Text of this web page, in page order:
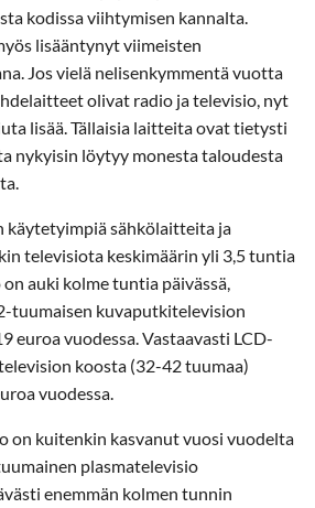
kodissa viihtymisen kannalta.
lisääntynyt viimeisten
Jos vielä nelisenkymmentä vuotta
olivat radio ja televisio, nyt
lisää. Tällaisia laitteita ovat tietysti
nykyisin löytyy monesta taloudesta
käytetyimpiä sähkölaitteita ja
televisiota keskimäärin yli 3,5 tuntia
auki kolme tuntia päivässä,
tuumaisen kuvaputkitelevision
euroa vuodessa. Vastaavasti LCD-
koosta (32-42 tuumaa)
vuodessa.
on kuitenkin kasvanut vuosi vuodelta
plasmatelevisio
enemmän kolmen tunnin